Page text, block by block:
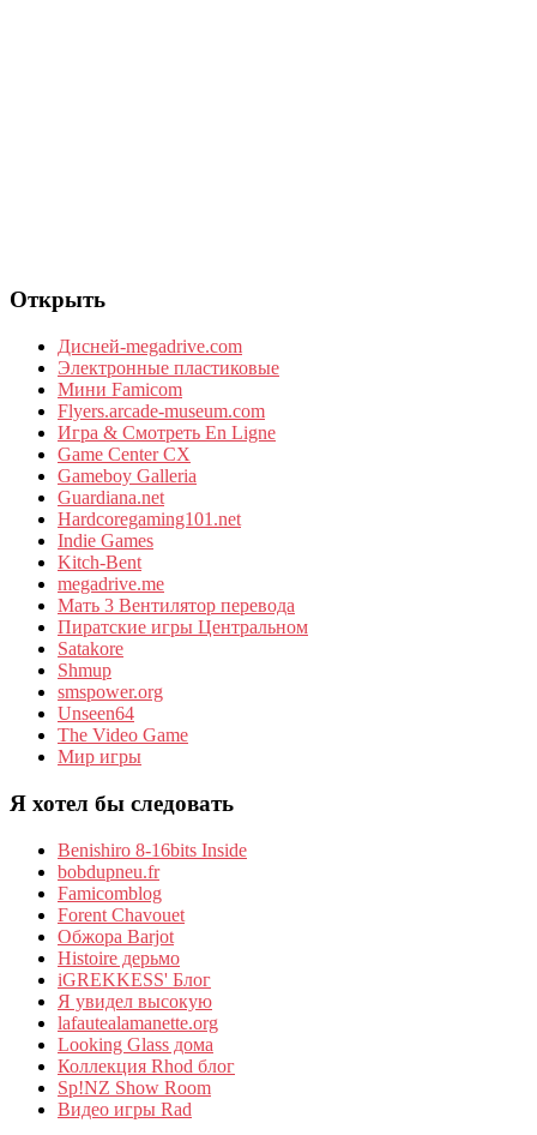
Открыть
Дисней-megadrive.com
Электронные пластиковые
Мини Famicom
Flyers.arcade-museum.com
Игра & Смотреть En Ligne
Game Center CX
Gameboy Galleria
Guardiana.net
Hardcoregaming101.net
Indie Games
Kitch-Bent
megadrive.me
Мать 3 Вентилятор перевода
Пиратские игры Центральном
Satakore
Shmup
smspower.org
Unseen64
The Video Game
Мир игры
Я хотел бы следовать
Benishiro 8-16bits Inside
bobdupneu.fr
Famicomblog
Forent Chavouet
Обжора Barjot
Histoire дерьмо
iGREKKESS' Блог
Я увидел высокую
lafautealamanette.org
Looking Glass дома
Коллекция Rhod блог
Sp!NZ Show Room
Видео игры Rad